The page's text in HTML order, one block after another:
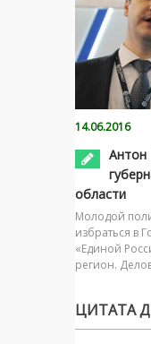
14.06.2016
Антон
области
Молодой
избраться в
«Единой
регион.
ЦИТАТА